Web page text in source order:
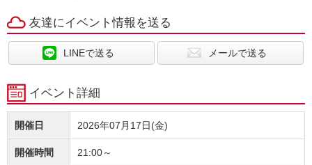
友達にイベント情報を送る
LINEで送る メールで送る
イベント詳細
開催日 2026年07月17日(金)
開催時間 21:00～